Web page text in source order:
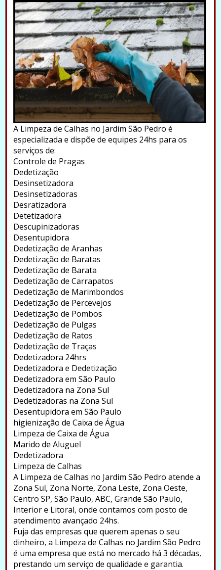
A Limpeza de Calhas no Jardim São Pedro é
especializada e dispõe de equipes 24hs para os
serviços de:
Controle de Pragas
Dedetização
Desinsetizadora
Desinsetizadoras
Desratizadora
Detetizadora
Descupinizadoras
Desentupidora
Dedetização de Aranhas
Dedetização de Baratas
Dedetização de Barata
Dedetização de Carrapatos
Dedetização de Marimbondos
Dedetização de Percevejos
Dedetização de Pombos
Dedetização de Pulgas
Dedetização de Ratos
Dedetização de Traças
Dedetizadora 24hrs
Dedetizadora e Dedetização
Dedetizadora em São Paulo
Dedetizadora na Zona Sul
Dedetizadoras na Zona Sul
Desentupidora em São Paulo
higienização de Caixa de Água
Limpeza de Caixa de Água
Marido de Aluguel
Dedetizadora
Limpeza de Calhas
A Limpeza de Calhas no Jardim São Pedro atende a
Zona Sul, Zona Norte, Zona Leste, Zona Oeste,
Centro SP, São Paulo, ABC, Grande São Paulo,
Interior e Litoral, onde contamos com posto de
atendimento avançado 24hs.
Fuja das empresas que querem apenas o seu
dinheiro, a Limpeza de Calhas no Jardim São Pedro
é uma empresa que está no mercado há 3 décadas,
prestando um serviço de qualidade e garantia.